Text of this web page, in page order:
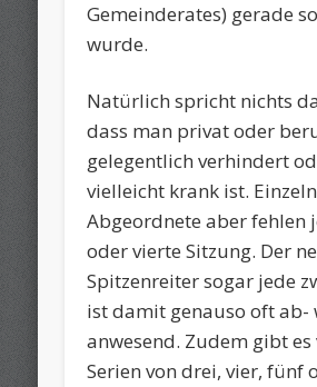
Gemeinderates) gerade
wurde.
Natürlich spricht nichts
dass man privat oder
gelegentlich verhindert
vielleicht krank ist.
Abgeordnete aber fehlen
oder vierte Sitzung. Der
Spitzenreiter sogar jede
ist damit genauso oft ab-
anwesend. Zudem gibt
Serien von drei, vier, fünf